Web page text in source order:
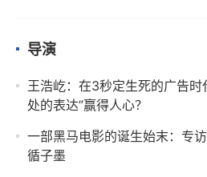
导演
王浩屹：在3秒定生死的广告时
处的表达”赢得人心？
一部黑马电影的诞生始末：专
循子墨